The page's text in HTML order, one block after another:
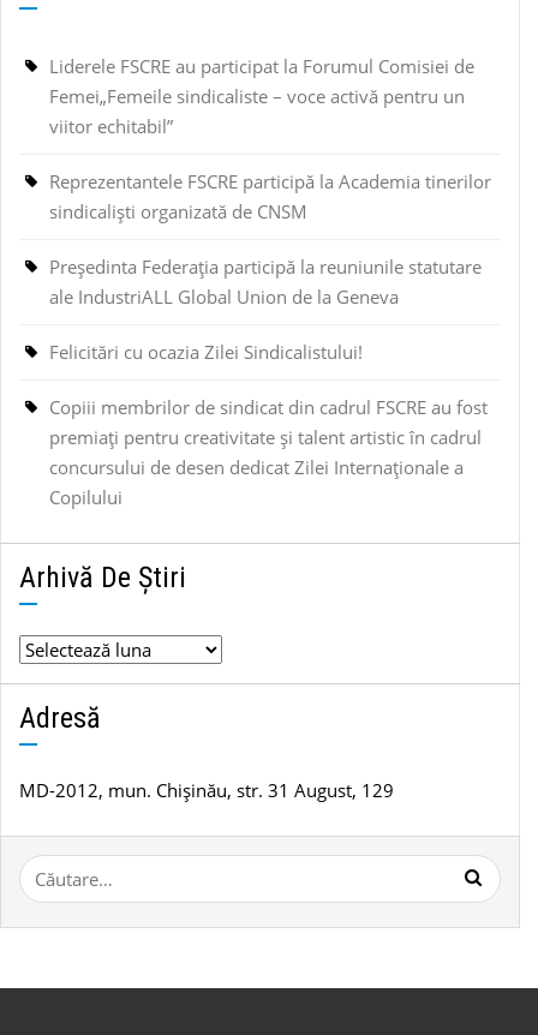
Liderele FSCRE au participat la Forumul Comisiei de
Femei„Femeile sindicaliste – voce activă pentru un
viitor echitabil”
Reprezentantele FSCRE participă la Academia tinerilor
sindicaliști organizată de CNSM
Președinta Federația participă la reuniunile statutare
ale IndustriALL Global Union de la Geneva
Felicitări cu ocazia Zilei Sindicalistului!
Copiii membrilor de sindicat din cadrul FSCRE au fost
premiați pentru creativitate și talent artistic în cadrul
concursului de desen dedicat Zilei Internaționale a
Copilului
Arhivă De Știri
Arhivă
de
știri
Adresă
MD-2012, mun. Chișinău, str. 31 August, 129
Caută
după: